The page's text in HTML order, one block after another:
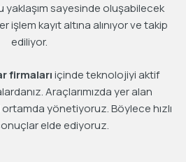
yaklaşım sayesinde oluşabilecek
işlem kayıt altına alınıyor ve takip
ediliyor.
firmalarıiçinde teknolojiyi aktif
Araçlarımızda yer alan
yönetiyoruz. Böylece hızlı
elde ediyoruz.